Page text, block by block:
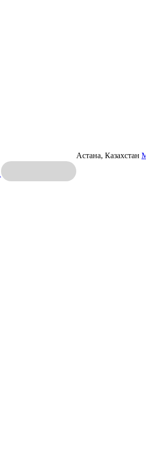
Астана, Казахстан